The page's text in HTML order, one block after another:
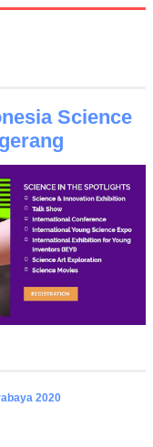
Science
2020